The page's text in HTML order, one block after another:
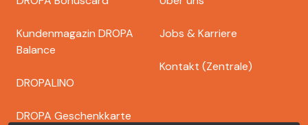
dropa
Kundenmagazin DROPA
Balance
DROPALINO
DROPA Geschenkkarte
Jobs & Karriere
Kontakt (Zentrale)